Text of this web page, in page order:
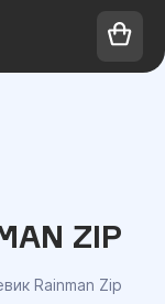
ZIP
Rainman Zip